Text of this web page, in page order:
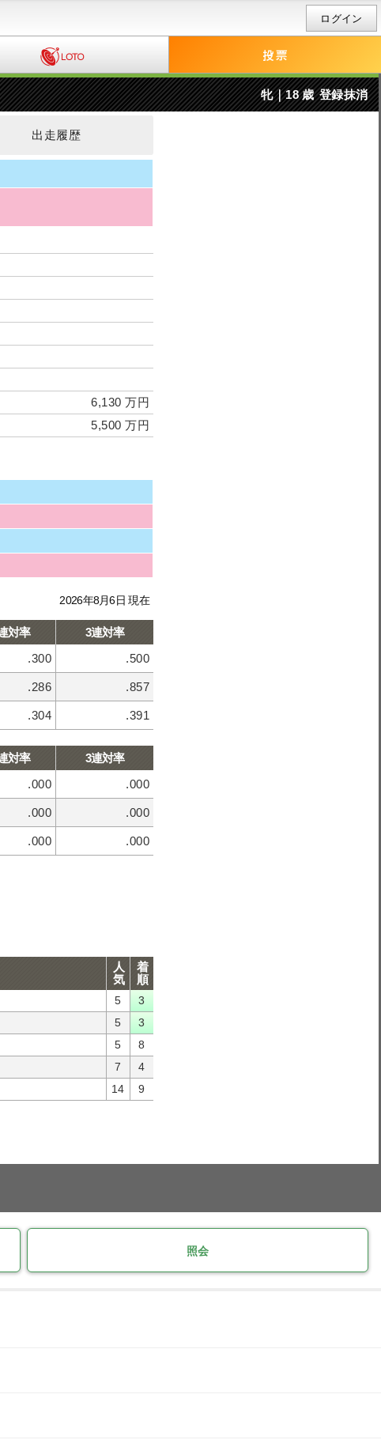
ログイン
牝｜18 歳 登録抹消
出走履歴
6,130 万円
5,500 万円
2026年8月6日 現在
対率
3連対率
.300 .500
.286 .857
.304 .391
対率
3連対率
.000 .000
.000 .000
.000 .000
人
気
着
順
5
3
5
3
5
8
7
4
14 9
照会